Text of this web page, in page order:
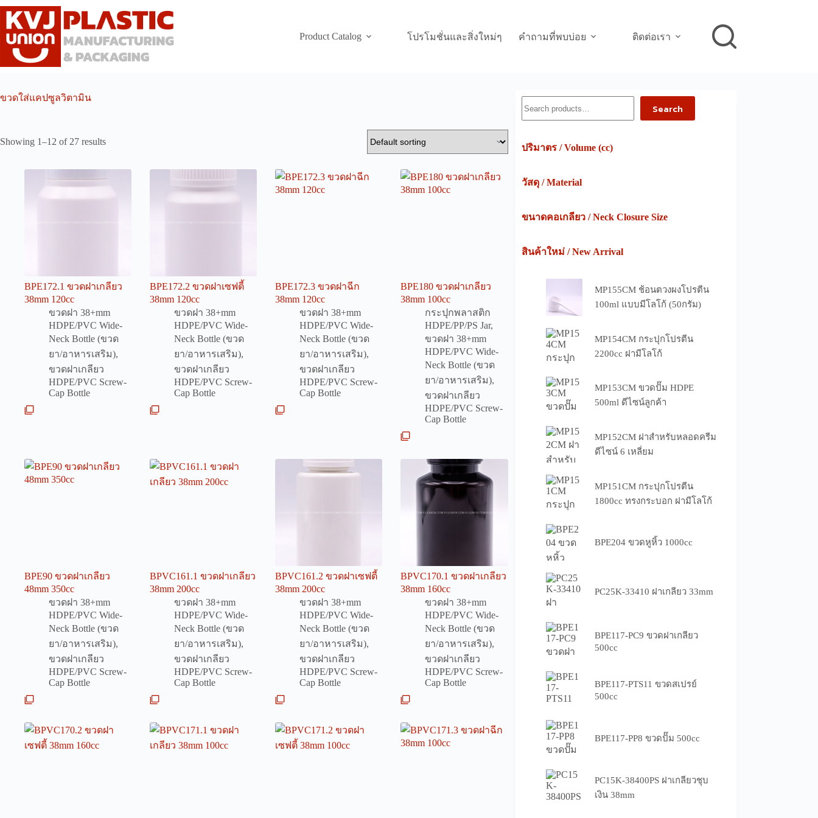
Skip
content
Product Catalog
โปรโมชั่นและสิ่งใหม่ๆ คำถามที่พบบ่อย ติดต่อเรา
ขวดใส่แคปซูลวิตามิน
Showing 1–12 of 27 results
BPE172.1 ขวดฝาเกลียว
38mm 120cc
ขวดฝา 38+mm
HDPE/PVC Wide-
Neck Bottle (ขวด
ยา/อาหารเสริม),
ขวดฝาเกลียว
HDPE/PVC Screw-
Cap Bottle
BPE172.2 ขวดฝาเซฟตี้
38mm 120cc
ขวดฝา 38+mm
HDPE/PVC Wide-
Neck Bottle (ขวด
ยา/อาหารเสริม),
ขวดฝาเกลียว
HDPE/PVC Screw-
Cap Bottle
BPE172.3 ขวดฝาฉีก
38mm 120cc
ขวดฝา 38+mm
HDPE/PVC Wide-
Neck Bottle (ขวด
ยา/อาหารเสริม),
ขวดฝาเกลียว
HDPE/PVC Screw-
Cap Bottle
BPE180 ขวดฝาเกลียว
38mm 100cc
กระปุกพลาสติก
HDPE/PP/PS Jar,
ขวดฝา 38+mm
HDPE/PVC Wide-
Neck Bottle (ขวด
ยา/อาหารเสริม),
ขวดฝาเกลียว
HDPE/PVC Screw-
Cap Bottle
BPE90 ขวดฝาเกลียว
48mm 350cc
ขวดฝา 38+mm
HDPE/PVC Wide-
Neck Bottle (ขวด
ยา/อาหารเสริม),
ขวดฝาเกลียว
HDPE/PVC Screw-
Cap Bottle
BPVC161.1 ขวดฝาเกลียว
38mm 200cc
ขวดฝา 38+mm
HDPE/PVC Wide-
Neck Bottle (ขวด
ยา/อาหารเสริม),
ขวดฝาเกลียว
HDPE/PVC Screw-
Cap Bottle
BPVC161.2 ขวดฝาเซฟตี้
38mm 200cc
ขวดฝา 38+mm
HDPE/PVC Wide-
Neck Bottle (ขวด
ยา/อาหารเสริม),
ขวดฝาเกลียว
HDPE/PVC Screw-
Cap Bottle
BPVC170.1 ขวดฝาเกลียว
38mm 160cc
ขวดฝา 38+mm
HDPE/PVC Wide-
Neck Bottle (ขวด
ยา/อาหารเสริม),
ขวดฝาเกลียว
HDPE/PVC Screw-
Cap Bottle
Search
ปริมาตร / Volume (cc)
วัสดุ / Material
ขนาดคอเกลียว / Neck Closure Size
สินค้าใหม่ / New Arrival
MP155CM ช้อนตวงผงโปรตีน
100ml แบบมีโลโก้ (50กรัม)
MP154CM กระปุกโปรตีน
2200cc ฝามีโลโก้
MP153CM ขวดปั๊ม HDPE
500ml ดีไซน์ลูกค้า
MP152CM ฝาสำหรับหลอดครีม
ดีไซน์ 6 เหลี่ยม
MP151CM กระปุกโปรตีน
1800cc ทรงกระบอก ฝามีโลโก้
BPE204 ขวดหูหิ้ว 1000cc
PC25K-33410 ฝาเกลียว 33mm
BPE117-PC9 ขวดฝาเกลียว
500cc
BPE117-PTS11 ขวดสเปรย์
500cc
BPE117-PP8 ขวดปั๊ม 500cc
PC15K-38400PS ฝาเกลียวชุบ
เงิน 38mm